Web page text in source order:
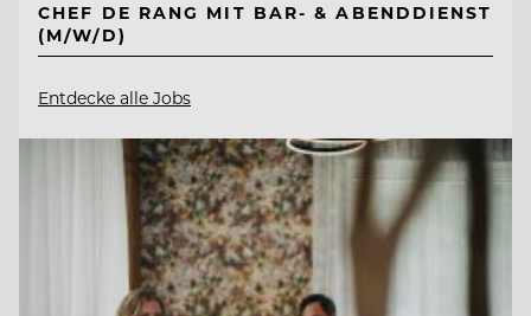
CHEF DE RANG MIT BAR- & ABENDDIENST
(M/W/D)
Entdecke alle Jobs